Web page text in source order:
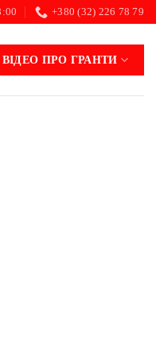
+380 (32) 226 78 79
ВІДЕО ПРО ГРАНТИ